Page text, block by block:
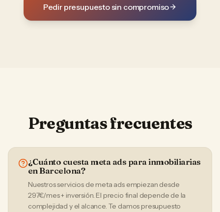
Pedir presupuesto sin compromiso
Preguntas frecuentes
¿Cuánto cuesta meta ads para inmobiliarias
en Barcelona?
Nuestros servicios de meta ads empiezan desde
297€/mes + inversión. El precio final depende de la
complejidad y el alcance. Te damos presupuesto